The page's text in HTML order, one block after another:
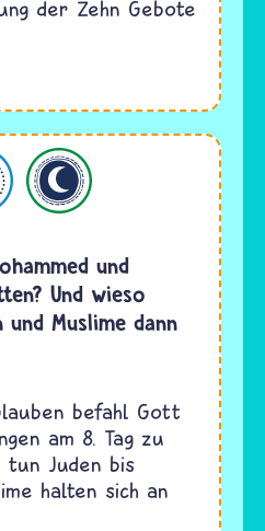
der Zehn Gebote
und
Und wieso
und Muslime dann
befahl Gott
am 8. Tag zu
tun Juden bis
halten sich an